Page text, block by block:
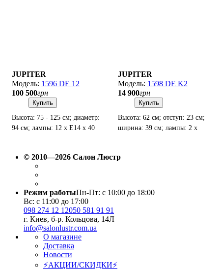
JUPITER
1596 DE 12
100 500грн
Купить
Высота: 75 - 125 см; диаметр:
94 см; лампы: 12 х Е14 х 40
JUPITER
1598 DE K2
14 900грн
Купить
Высота: 62 см; отступ: 23 см;
ширина: 39 см; лампы: 2 х
© 2010—2026 Салон Люстр
Режим работыПн-Пт: с 10:00 до 18:00
Вс: с 11:00 до 17:00
098 274 12 12050 581 91 91
г. Киев, б-р. Кольцова, 14Л
info@salonlustr.com.ua
О магазине
Доставка
Новости
⚡АКЦИИ/СКИДКИ⚡